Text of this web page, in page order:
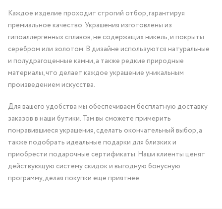
Каждое изделие проходит строгий отбор, гарантируя
премиальное качество. Украшения изготовлены из
гипоаллергенных сплавов, не содержащих никель, и покрыты
серебром или золотом. В дизайне используются натуральные
и полудрагоценные камни, а также редкие природные
материалы, что делает каждое украшение уникальным
произведением искусства.
Для вашего удобства мы обеспечиваем бесплатную доставку
заказов в наши бутики. Там вы сможете примерить
понравившиеся украшения, сделать окончательный выбор, а
также подобрать идеальные подарки для близких и
приобрести подарочные сертификаты. Наши клиенты ценят
действующую систему скидок и выгодную бонусную
программу, делая покупки еще приятнее.